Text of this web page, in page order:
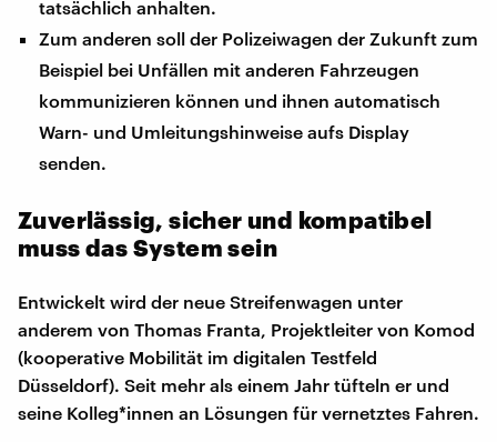
tatsächlich anhalten.
Zum anderen soll der Polizeiwagen der Zukunft zum
Beispiel bei Unfällen mit anderen Fahrzeugen
kommunizieren können und ihnen automatisch
Warn- und Umleitungshinweise aufs Display
senden.
Zuverlässig, sicher und kompatibel
muss das System sein
Entwickelt wird der neue Streifenwagen unter
anderem von Thomas Franta, Projektleiter von Komod
(kooperative Mobilität im digitalen Testfeld
Düsseldorf). Seit mehr als einem Jahr tüfteln er und
seine Kolleg*innen an Lösungen für vernetztes Fahren.